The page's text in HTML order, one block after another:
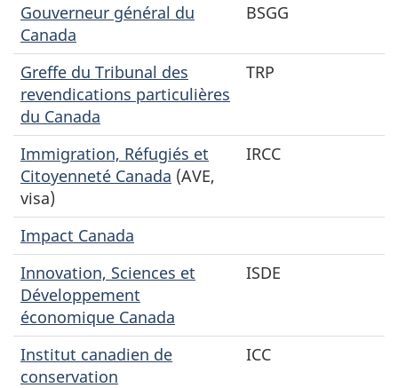
Gouverneur général du
Canada
BSGG
Greffe du Tribunal des
revendications particulières
du Canada
TRP
Immigration, Réfugiés et
Citoyenneté Canada (AVE,
visa)
IRCC
Impact Canada
Innovation, Sciences et
Développement
économique Canada
ISDE
Institut canadien de
conservation
ICC